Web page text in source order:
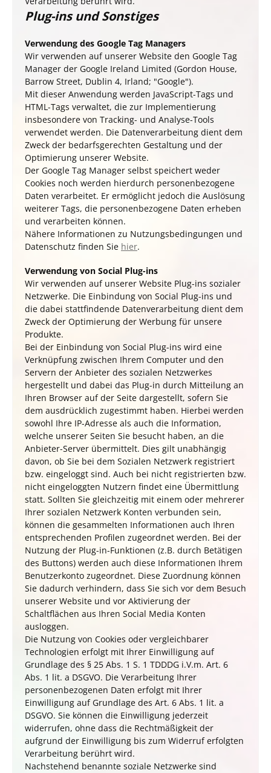
Plug-ins und Sonstiges
Verwendung des Google Tag Managers
Wir verwenden auf unserer Website den Google Tag
Manager der Google Ireland Limited (Gordon House,
Barrow Street, Dublin 4, Irland; "Google").
Mit dieser Anwendung werden JavaScript-Tags und
HTML-Tags verwaltet, die zur Implementierung
insbesondere von Tracking- und Analyse-Tools
verwendet werden. Die Datenverarbeitung dient dem
Zweck der bedarfsgerechten Gestaltung und der
Optimierung unserer Website.
Der Google Tag Manager selbst speichert weder
Cookies noch werden hierdurch personenbezogene
Daten verarbeitet. Er ermöglicht jedoch die Auslösung
weiterer Tags, die personenbezogene Daten erheben
und verarbeiten können.
Nähere Informationen zu Nutzungsbedingungen und
Datenschutz finden Sie hier.
Verwendung von Social Plug-ins
Wir verwenden auf unserer Website Plug-ins sozialer
Netzwerke. Die Einbindung von Social Plug-ins und
die dabei stattfindende Datenverarbeitung dient dem
Zweck der Optimierung der Werbung für unsere
Produkte.
Bei der Einbindung von Social Plug-ins wird eine
Verknüpfung zwischen Ihrem Computer und den
Servern der Anbieter des sozialen Netzwerkes
hergestellt und dabei das Plug-in durch Mitteilung an
Ihren Browser auf der Seite dargestellt, sofern Sie
dem ausdrücklich zugestimmt haben. Hierbei werden
sowohl Ihre IP-Adresse als auch die Information,
welche unserer Seiten Sie besucht haben, an die
Anbieter-Server übermittelt. Dies gilt unabhängig
davon, ob Sie bei dem Sozialen Netzwerk registriert
bzw. eingeloggt sind. Auch bei nicht registrierten bzw.
nicht eingeloggten Nutzern findet eine Übermittlung
statt. Sollten Sie gleichzeitig mit einem oder mehrerer
Ihrer sozialen Netzwerk Konten verbunden sein,
können die gesammelten Informationen auch Ihren
entsprechenden Profilen zugeordnet werden. Bei der
Nutzung der Plug-in-Funktionen (z.B. durch Betätigen
des Buttons) werden auch diese Informationen Ihrem
Benutzerkonto zugeordnet. Diese Zuordnung können
Sie dadurch verhindern, dass Sie sich vor dem Besuch
unserer Website und vor Aktivierung der
Schaltflächen aus Ihren Social Media Konten
ausloggen.
Die Nutzung von Cookies oder vergleichbarer
Technologien erfolgt mit Ihrer Einwilligung auf
Grundlage des § 25 Abs. 1 S. 1 TDDDG i.V.m. Art. 6
Abs. 1 lit. a DSGVO. Die Verarbeitung Ihrer
personenbezogenen Daten erfolgt mit Ihrer
Einwilligung auf Grundlage des Art. 6 Abs. 1 lit. a
DSGVO. Sie können die Einwilligung jederzeit
widerrufen, ohne dass die Rechtmäßigkeit der
aufgrund der Einwilligung bis zum Widerruf erfolgten
Verarbeitung berührt wird.
Nachstehend benannte soziale Netzwerke sind